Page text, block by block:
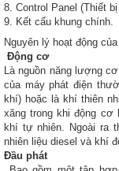
8. Control Panel (Thiết
9. Kết cấu khung chính.
Nguyên lý hoạt động
Động cơ
Là nguồn năng lượng
của máy phát điện
khí) hoặc là khí thiên
xăng trong khi động cơ
khí tự nhiên. Ngoài ra
nhiên liệu diesel và khí
Đầu phát